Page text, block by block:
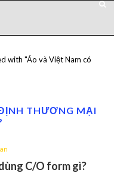
with "Áo và Việt Nam có
THƯƠNG MẠI
C/O form gì?